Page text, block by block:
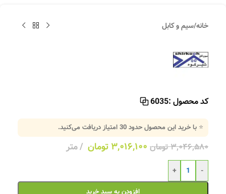
خانه/سیم و کابل
کد محصول :6035
⭐ با خرید این محصول حدود30امتیاز دریافت می‌کنید.
۳,۰۴۶,۵۸۰تومان ۳,۰۱۶,۱۰۰ تومان متر
-
+
افزودن به سبد خرید